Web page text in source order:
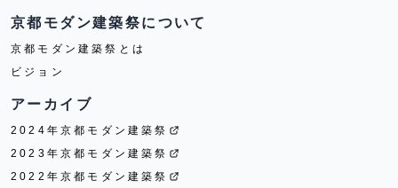
京都モダン建築祭について
京都モダン建築祭とは
ビジョン
アーカイブ
2024年京都モダン建築祭
2023年京都モダン建築祭
2022年京都モダン建築祭